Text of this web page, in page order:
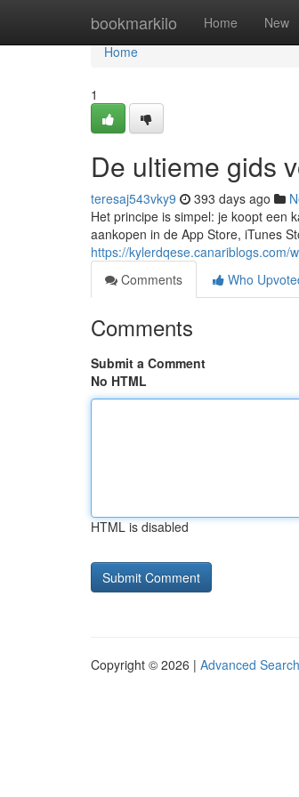
bookmarkilo Home New
Home
Home
1
De ultieme gids
teresaj543vky9 393 days ago
Het principe is simpel: je koopt een
aankopen in de App Store, iTunes
https://kylerdqese.canariblogs.com/
Comments
Who
Comments
Submit a Comment
No HTML
HTML is disabled
Copyright © 2026 | Advanced Search